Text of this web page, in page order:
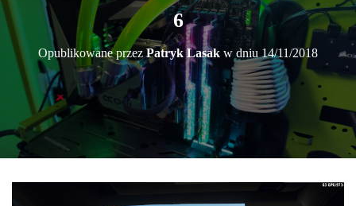
N
A
G
C
Ę
6
Opublikowane przezPatryk Lasak w dniu 14/11/2018